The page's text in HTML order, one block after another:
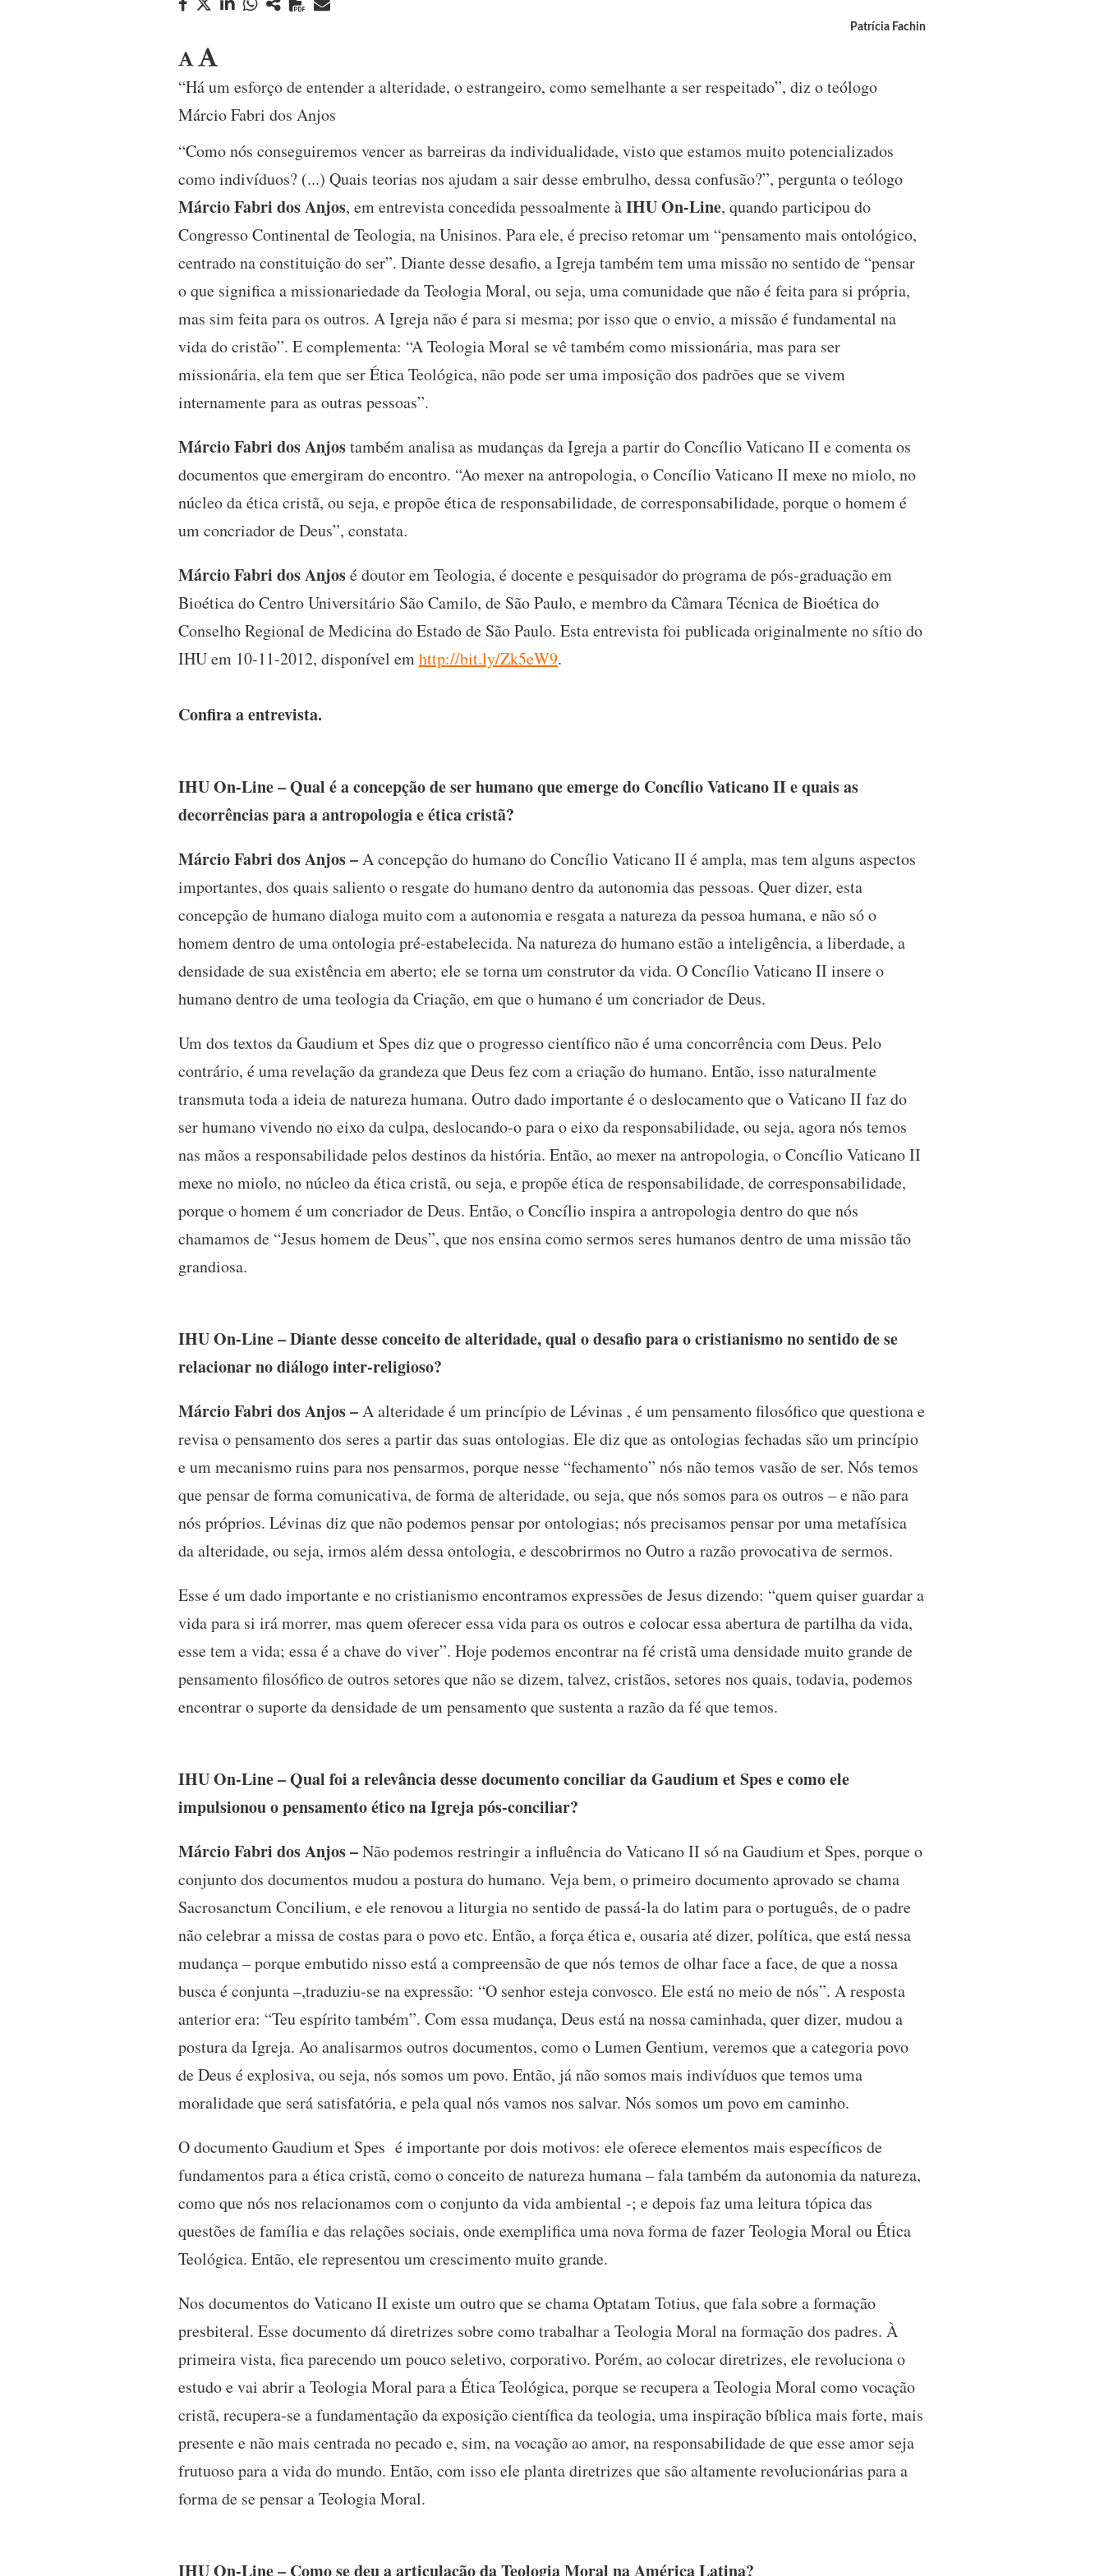
Patrícia Fachin
“Há um esforço de entender a alteridade, o estrangeiro, como semelhante a ser respeitado”, diz o teólogo
Márcio Fabri dos Anjos
“Como nós conseguiremos vencer as barreiras da individualidade, visto que estamos muito potencializados
como indivíduos? (...) Quais teorias nos ajudam a sair desse embrulho, dessa confusão?”, pergunta o teólogo
Márcio Fabri dos Anjos, em entrevista concedida pessoalmente àIHU On-Line, quando participou do
Congresso Continental de Teologia, na Unisinos. Para ele, é preciso retomar um “pensamento mais ontológico,
centrado na constituição do ser”. Diante desse desafio, a Igreja também tem uma missão no sentido de “pensar
o que significa a missionariedade da Teologia Moral, ou seja, uma comunidade que não é feita para si própria,
mas sim feita para os outros. A Igreja não é para si mesma; por isso que o envio, a missão é fundamental na
vida do cristão”. E complementa: “A Teologia Moral se vê também como missionária, mas para ser
missionária, ela tem que ser Ética Teológica, não pode ser uma imposição dos padrões que se vivem
internamente para as outras pessoas”.
Márcio Fabri dos Anjostambém analisa as mudanças da Igreja a partir do Concílio Vaticano II e comenta os
documentos que emergiram do encontro. “Ao mexer na antropologia, o Concílio Vaticano II mexe no miolo, no
núcleo da ética cristã, ou seja, e propõe ética de responsabilidade, de corresponsabilidade, porque o homem é
um concriador de Deus”, constata.
Márcio Fabri dos Anjosé doutor em Teologia, é docente e pesquisador do programa de pós-graduação em
Bioética do Centro Universitário São Camilo, de São Paulo, e membro da Câmara Técnica de Bioética do
Conselho Regional de Medicina do Estado de São Paulo. Esta entrevista foi publicada originalmente no sítio do
IHU em 10-11-2012, disponível emhttp://bit.ly/Zk5eW9.
Confira a entrevista.
IHU On-Line – Qual é a concepção de ser humano que emerge do Concílio Vaticano II e quais as
decorrências para a antropologia e ética cristã?
Márcio Fabri dos Anjos –A concepção do humano do Concílio Vaticano II é ampla, mas tem alguns aspectos
importantes, dos quais saliento o resgate do humano dentro da autonomia das pessoas. Quer dizer, esta
concepção de humano dialoga muito com a autonomia e resgata a natureza da pessoa humana, e não só o
homem dentro de uma ontologia pré-estabelecida. Na natureza do humano estão a inteligência, a liberdade, a
densidade de sua existência em aberto; ele se torna um construtor da vida. O Concílio Vaticano II insere o
humano dentro de uma teologia da Criação, em que o humano é um concriador de Deus.
Um dos textos da Gaudium et Spes diz que o progresso científico não é uma concorrência com Deus. Pelo
contrário, é uma revelação da grandeza que Deus fez com a criação do humano. Então, isso naturalmente
transmuta toda a ideia de natureza humana. Outro dado importante é o deslocamento que o Vaticano II faz do
ser humano vivendo no eixo da culpa, deslocando-o para o eixo da responsabilidade, ou seja, agora nós temos
nas mãos a responsabilidade pelos destinos da história. Então, ao mexer na antropologia, o Concílio Vaticano II
mexe no miolo, no núcleo da ética cristã, ou seja, e propõe ética de responsabilidade, de corresponsabilidade,
porque o homem é um concriador de Deus. Então, o Concílio inspira a antropologia dentro do que nós
chamamos de “Jesus homem de Deus”, que nos ensina como sermos seres humanos dentro de uma missão tão
grandiosa.
IHU On-Line – Diante desse conceito de alteridade, qual o desafio para o cristianismo no sentido de se
relacionar no diálogo inter-religioso?
Márcio Fabri dos Anjos –A alteridade é um princípio de Lévinas , é um pensamento filosófico que questiona e
revisa o pensamento dos seres a partir das suas ontologias. Ele diz que as ontologias fechadas são um princípio
e um mecanismo ruins para nos pensarmos, porque nesse “fechamento” nós não temos vasão de ser. Nós temos
que pensar de forma comunicativa, de forma de alteridade, ou seja, que nós somos para os outros – e não para
nós próprios. Lévinas diz que não podemos pensar por ontologias; nós precisamos pensar por uma metafísica
da alteridade, ou seja, irmos além dessa ontologia, e descobrirmos no Outro a razão provocativa de sermos.
Esse é um dado importante e no cristianismo encontramos expressões de Jesus dizendo: “quem quiser guardar a
vida para si irá morrer, mas quem oferecer essa vida para os outros e colocar essa abertura de partilha da vida,
esse tem a vida; essa é a chave do viver”. Hoje podemos encontrar na fé cristã uma densidade muito grande de
pensamento filosófico de outros setores que não se dizem, talvez, cristãos, setores nos quais, todavia, podemos
encontrar o suporte da densidade de um pensamento que sustenta a razão da fé que temos.
IHU On-Line – Qual foi a relevância desse documento conciliar da Gaudium et Spes e como ele
impulsionou o pensamento ético na Igreja pós-conciliar?
Márcio Fabri dos Anjos –Não podemos restringir a influência do Vaticano II só na Gaudium et Spes, porque o
conjunto dos documentos mudou a postura do humano. Veja bem, o primeiro documento aprovado se chama
Sacrosanctum Concilium, e ele renovou a liturgia no sentido de passá-la do latim para o português, de o padre
não celebrar a missa de costas para o povo etc. Então, a força ética e, ousaria até dizer, política, que está nessa
mudança – porque embutido nisso está a compreensão de que nós temos de olhar face a face, de que a nossa
busca é conjunta –,traduziu-se na expressão: “O senhor esteja convosco. Ele está no meio de nós”. A resposta
anterior era: “Teu espírito também”. Com essa mudança, Deus está na nossa caminhada, quer dizer, mudou a
postura da Igreja. Ao analisarmos outros documentos, como o Lumen Gentium, veremos que a categoria povo
de Deus é explosiva, ou seja, nós somos um povo. Então, já não somos mais indivíduos que temos uma
moralidade que será satisfatória, e pela qual nós vamos nos salvar. Nós somos um povo em caminho.
O documento Gaudium et Spes é importante por dois motivos: ele oferece elementos mais específicos de
fundamentos para a ética cristã, como o conceito de natureza humana – fala também da autonomia da natureza,
como que nós nos relacionamos com o conjunto da vida ambiental -; e depois faz uma leitura tópica das
questões de família e das relações sociais, onde exemplifica uma nova forma de fazer Teologia Moral ou Ética
Teológica. Então, ele representou um crescimento muito grande.
Nos documentos do Vaticano II existe um outro que se chama Optatam Totius, que fala sobre a formação
presbiteral. Esse documento dá diretrizes sobre como trabalhar a Teologia Moral na formação dos padres. À
primeira vista, fica parecendo um pouco seletivo, corporativo. Porém, ao colocar diretrizes, ele revoluciona o
estudo e vai abrir a Teologia Moral para a Ética Teológica, porque se recupera a Teologia Moral como vocação
cristã, recupera-se a fundamentação da exposição científica da teologia, uma inspiração bíblica mais forte, mais
presente e não mais centrada no pecado e, sim, na vocação ao amor, na responsabilidade de que esse amor seja
frutuoso para a vida do mundo. Então, com isso ele planta diretrizes que são altamente revolucionárias para a
forma de se pensar a Teologia Moral.
IHU On-Line – Como se deu a articulação da Teologia Moral na América Latina?